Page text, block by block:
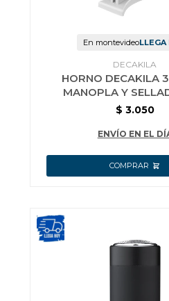
En montevideoLLEGA
DECAKILA
HORNO DECAKILA
MANOPLA Y
EMPANADA DE
$ 3.050
ENVÍO EN EL